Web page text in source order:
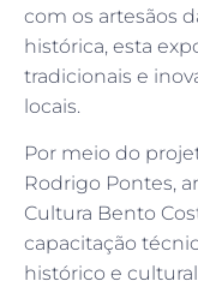
com os artesãos
histórica, esta
tradicionais e
locais.
Por meio do
Rodrigo Pontes,
Cultura Bento
capacitação
histórico e